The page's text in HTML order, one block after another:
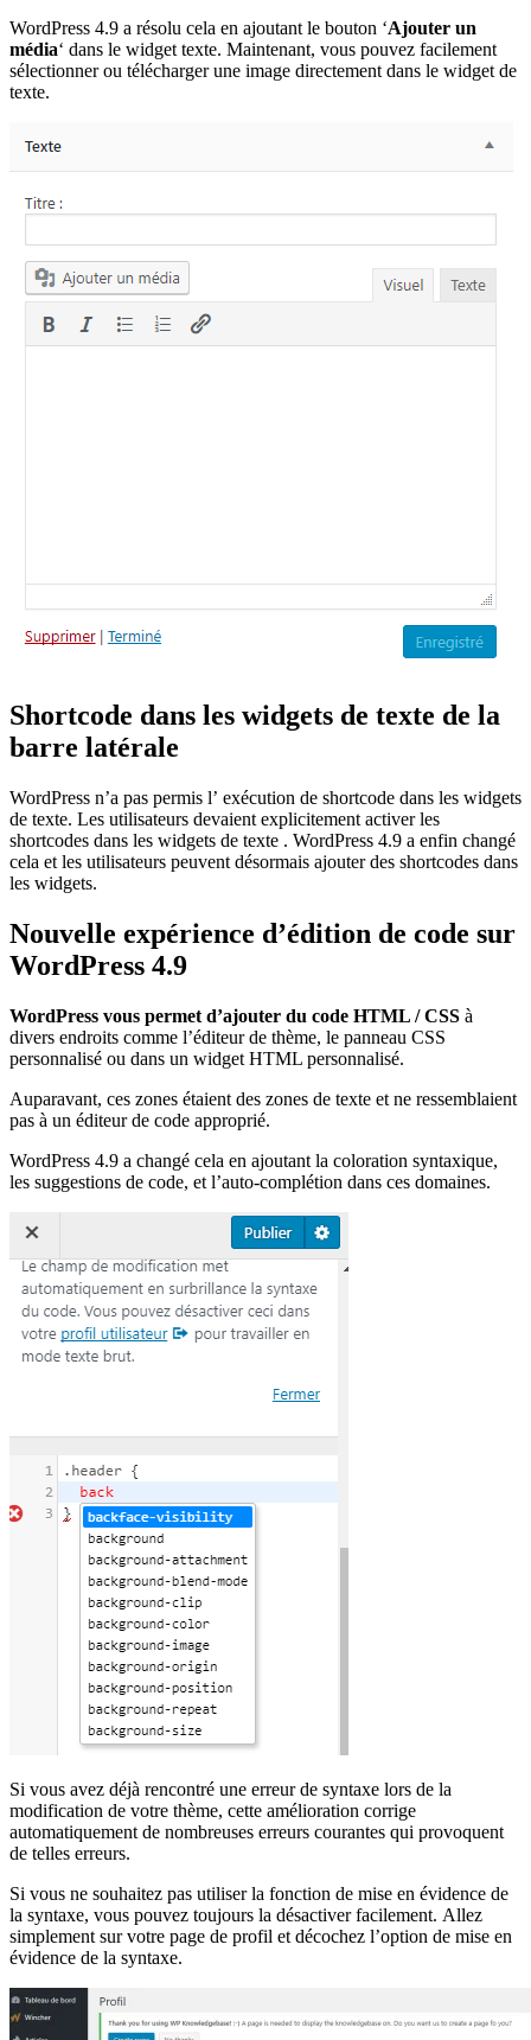
WordPress 4.9 a résolu cela en ajoutant le bouton ‘Ajouter un
média‘ dans le widget texte. Maintenant, vous pouvez facilement
sélectionner ou télécharger une image directement dans le widget de
texte.
Shortcode dans les widgets de texte de la
barre latérale
WordPress n’a pas permis l’ exécution de shortcode dans les widgets
de texte. Les utilisateurs devaient explicitement activer les
shortcodes dans les widgets de texte . WordPress 4.9 a enfin changé
cela et les utilisateurs peuvent désormais ajouter des shortcodes dans
les widgets.
Nouvelle expérience d’édition de code sur
WordPress 4.9
WordPress vous permet d’ajouter du code HTML / CSS à
divers endroits comme l’éditeur de thème, le panneau CSS
personnalisé ou dans un widget HTML personnalisé.
Auparavant, ces zones étaient des zones de texte et ne ressemblaient
pas à un éditeur de code approprié.
WordPress 4.9 a changé cela en ajoutant la coloration syntaxique,
les suggestions de code, et l’auto-complétion dans ces domaines.
Si vous avez déjà rencontré une erreur de syntaxe lors de la
modification de votre thème, cette amélioration corrige
automatiquement de nombreuses erreurs courantes qui provoquent
de telles erreurs.
Si vous ne souhaitez pas utiliser la fonction de mise en évidence de
la syntaxe, vous pouvez toujours la désactiver facilement. Allez
simplement sur votre page de profil et décochez l’option de mise en
évidence de la syntaxe.